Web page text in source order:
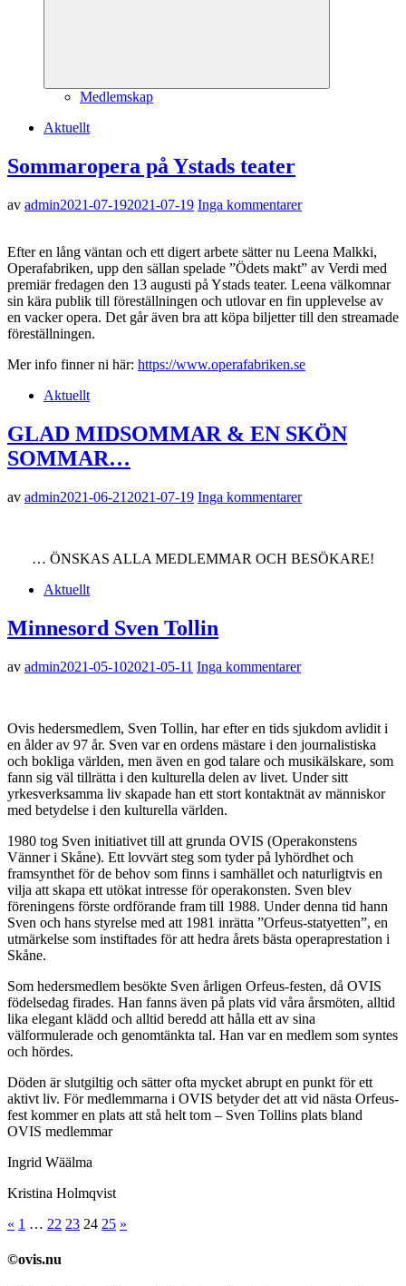
Medlemskap
Aktuellt
Sommaropera på Ystads teater
av admin2021-07-192021-07-19 Inga kommentarer
Efter en lång väntan och ett digert arbete sätter nu Leena Malkki,
Operafabriken, upp den sällan spelade ”Ödets makt” av Verdi med
premiär fredagen den 13 augusti på Ystads teater. Leena välkomnar
sin kära publik till föreställningen och utlovar en fin upplevelse av
en vacker opera. Det går även bra att köpa biljetter till den streamade
föreställningen.
Mer info finner ni här: https://www.operafabriken.se
Aktuellt
GLAD MIDSOMMAR & EN SKÖN
SOMMAR…
av admin2021-06-21 2021-07-19 Inga kommentarer
… ÖNSKAS ALLA MEDLEMMAR OCH BESÖKARE!
Aktuellt
Minnesord Sven Tollin
av admin2021-05-102021-05-11 Inga kommentarer
Ovis hedersmedlem, Sven Tollin, har efter en tids sjukdom avlidit i
en ålder av 97 år. Sven var en ordens mästare i den journalistiska
och bokliga världen, men även en god talare och musikälskare, som
fann sig väl tillrätta i den kulturella delen av livet. Under sitt
yrkesverksamma liv skapade han ett stort kontaktnät av människor
med betydelse i den kulturella världen.
1980 tog Sven initiativet till att grunda OVIS (Operakonstens
Vänner i Skåne). Ett lovvärt steg som tyder på lyhördhet och
framsynthet för de behov som finns i samhället och naturligtvis en
vilja att skapa ett utökat intresse för operakonsten. Sven blev
föreningens förste ordförande fram till 1988. Under denna tid hann
Sven och hans styrelse med att 1981 inrätta ”Orfeus-statyetten”, en
utmärkelse som instiftades för att hedra årets bästa operaprestation i
Skåne.
Som hedersmedlem besökte Sven årligen Orfeus-festen, då OVIS
födelsedag firades. Han fanns även på plats vid våra årsmöten, alltid
lika elegant klädd och alltid beredd att hålla ett av sina
välformulerade och genomtänkta tal. Han var en medlem som syntes
och hördes.
Döden är slutgiltig och sätter ofta mycket abrupt en punkt för ett
aktivt liv. För medlemmarna i OVIS betyder det att vid nästa Orfeus-
fest kommer en plats att stå helt tom – Sven Tollins plats bland
OVIS medlemmar
Ingrid Wäälma
Kristina Holmqvist
Sidnumrering
för
« Föregående
1 … 22 23 24 25 Nästa
»
©ovis.nu